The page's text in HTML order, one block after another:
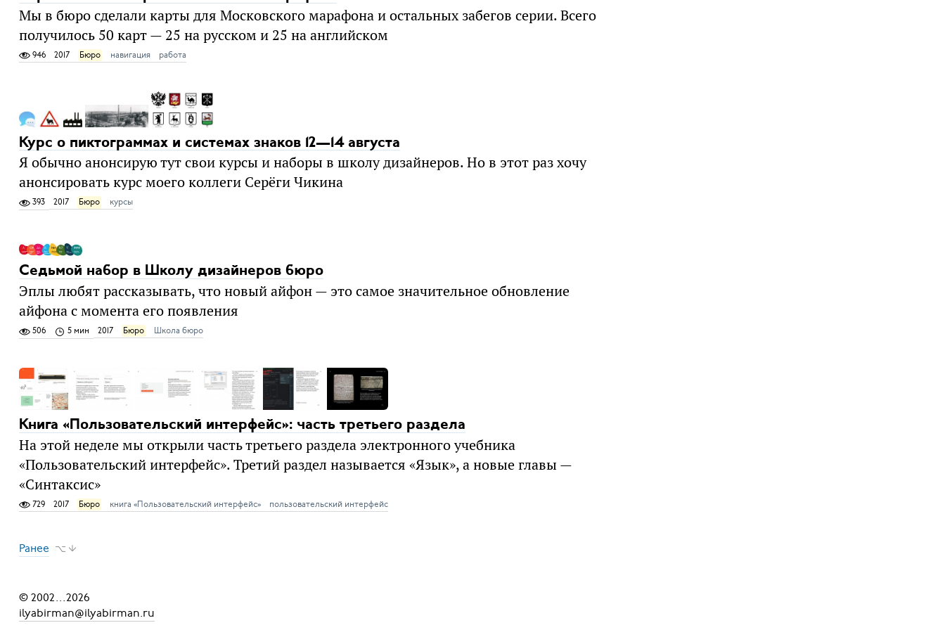
Мы в бюро сделали карты для Московского марафона и остальных забегов серии. Всего
получилось 50 карт — 25 на русском и 25 на английском
946 2017 Бюро навигация работа
Курс о пиктограммах и системах знаков 12—14 августа
Я обычно анонсирую тут свои курсы и наборы в школу дизайнеров. Но в этот раз хочу
анонсировать курс моего коллеги Серёги Чикина
393 2017 Бюро курсы
Седьмой набор в Школу дизайнеров бюро
Эплы любят рассказывать, что новый айфон — это самое значительное обновление
айфона с момента его появления
506 5 мин 2017 Бюро Школа бюро
Книга «Пользовательский интерфейс»: часть третьего раздела
На этой неделе мы открыли часть третьего раздела электронного учебника
«Пользовательский интерфейс». Третий раздел называется «Язык», а новые главы —
«Синтаксис»
729 2017 Бюро книга «Пользовательский интерфейс» пользовательский интерфейс
Ранее ⌥ ↓
© 2002...2026
ilyabirman@ilyabirman.ru